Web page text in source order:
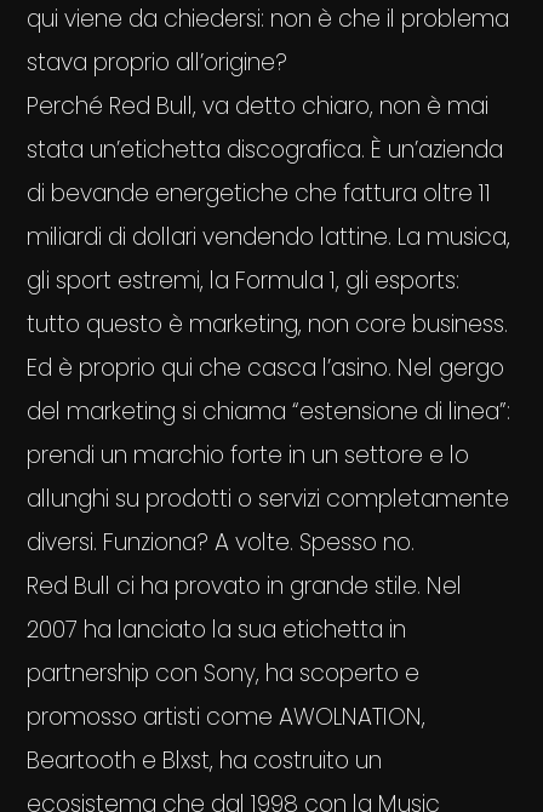
qui viene da chiedersi: non è che il problema
stava proprio all’origine?
Perché Red Bull, va detto chiaro, non è mai
stata un’etichetta discografica. È un’azienda
di bevande energetiche che fattura oltre 11
miliardi di dollari vendendo lattine. La musica,
gli sport estremi, la Formula 1, gli esports:
tutto questo è marketing, non core business.
Ed è proprio qui che casca l’asino. Nel gergo
del marketing si chiama “estensione di linea”:
prendi un marchio forte in un settore e lo
allunghi su prodotti o servizi completamente
diversi. Funziona? A volte. Spesso no.
Red Bull ci ha provato in grande stile. Nel
2007 ha lanciato la sua etichetta in
partnership con Sony, ha scoperto e
promosso artisti come AWOLNATION,
Beartooth e Blxst, ha costruito un
ecosistema che dal 1998 con la Music